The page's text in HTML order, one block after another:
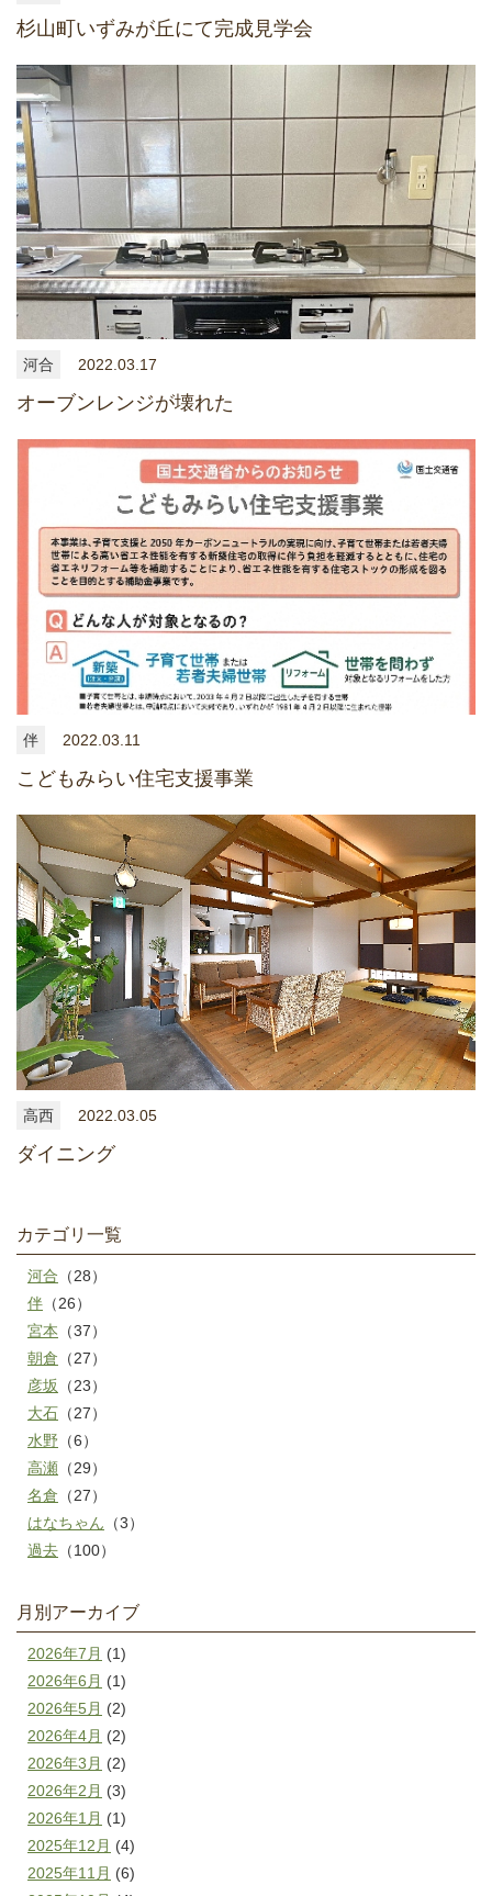
杉山町いずみが丘にて完成見学会
河合 2022.03.17
オーブンレンジが壊れた
伴 2022.03.11
こどもみらい住宅支援事業
高西 2022.03.05
ダイニング
カテゴリ一覧
河合 （28）
伴 （26）
宮本 （37）
朝倉 （27）
彦坂 （23）
大石 （27）
水野 （6）
高瀬 （29）
名倉 （27）
はなちゃん （3）
過去 （100）
月別アーカイブ
2026年7月 (1)
2026年6月 (1)
2026年5月 (2)
2026年4月 (2)
2026年3月 (2)
2026年2月 (3)
2026年1月 (1)
2025年12月 (4)
2025年11月 (6)